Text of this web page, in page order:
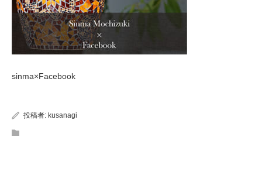
sinma×Facebook
投稿者: kusanagi